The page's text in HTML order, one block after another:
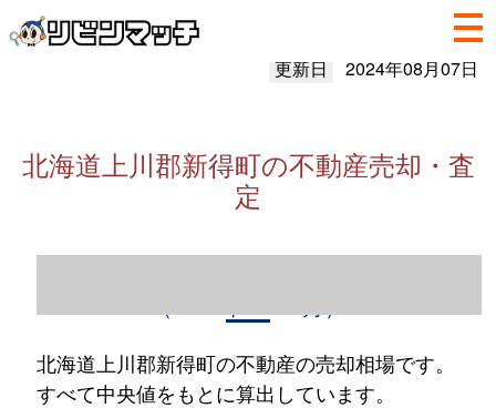
更新日 2024年08月07日
北海道上川郡新得町の不動産売却・査
定
北海道上川郡新得町の不動産の売却相場です。
すべて中央値をもとに算出しています。